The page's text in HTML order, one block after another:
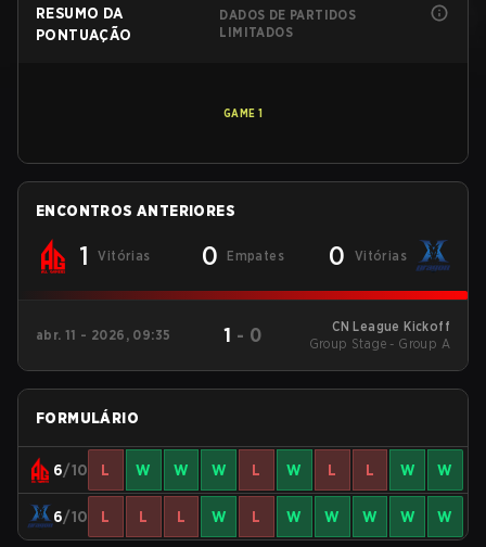
RESUMO DA
PONTUAÇÃO
DADOS DE PARTIDOS
LIMITADOS
GAME 1
ENCONTROS ANTERIORES
1 Vitórias 0 Empates 0 Vitórias
abr. 11 - 2026, 09:35 1 - 0
CN League Kickoff
Group Stage - Group A
FORMULÁRIO
6/10 L W W W L W L L W W
6/10 L L L W L W W W W W